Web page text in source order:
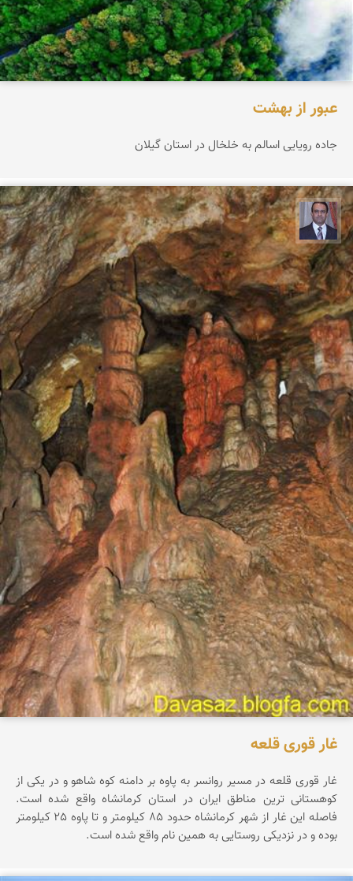
عبور از بهشت
جاده رویایی اسالم به خلخال در استان گیلان
نادر چقاجردی
غار قوری قلعه
غار قوری قلعه در مسیر روانسر به پاوه بر دامنه کوه شاهو و در یکی از
کوهستانی ترین مناطق ایران در استان کرمانشاه واقع شده است.
فاصله این غار از شهر کرمانشاه حدود 85 کیلومتر و تا پاوه 25 کیلومتر
بوده و در نزدیکی روستایی به همین نام واقع شده است.